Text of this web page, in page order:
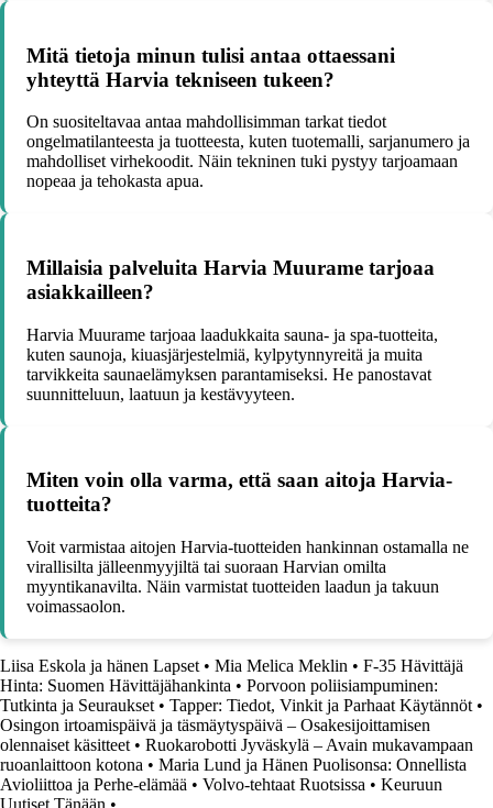
Mitä tietoja minun tulisi antaa ottaessani
yhteyttä Harvia tekniseen tukeen?
On suositeltavaa antaa mahdollisimman tarkat tiedot
ongelmatilanteesta ja tuotteesta, kuten tuotemalli, sarjanumero ja
mahdolliset virhekoodit. Näin tekninen tuki pystyy tarjoamaan
nopeaa ja tehokasta apua.
Millaisia palveluita Harvia Muurame tarjoaa
asiakkailleen?
Harvia Muurame tarjoaa laadukkaita sauna- ja spa-tuotteita,
kuten saunoja, kiuasjärjestelmiä, kylpytynnyreitä ja muita
tarvikkeita saunaelämyksen parantamiseksi. He panostavat
suunnitteluun, laatuun ja kestävyyteen.
Miten voin olla varma, että saan aitoja Harvia-
tuotteita?
Voit varmistaa aitojen Harvia-tuotteiden hankinnan ostamalla ne
virallisilta jälleenmyyjiltä tai suoraan Harvian omilta
myyntikanavilta. Näin varmistat tuotteiden laadun ja takuun
voimassaolon.
Liisa Eskola ja hänen Lapset • Mia Melica Meklin • F-35 Hävittäjä
Hinta: Suomen Hävittäjähankinta • Porvoon poliisiampuminen:
Tutkinta ja Seuraukset • Tapper: Tiedot, Vinkit ja Parhaat Käytännöt •
Osingon irtoamispäivä ja täsmäytyspäivä – Osakesijoittamisen
olennaiset käsitteet • Ruokarobotti Jyväskylä – Avain mukavampaan
ruoanlaittoon kotona • Maria Lund ja Hänen Puolisonsa: Onnellista
Avioliittoa ja Perhe-elämää • Volvo-tehtaat Ruotsissa • Keuruun
Uutiset Tänään •